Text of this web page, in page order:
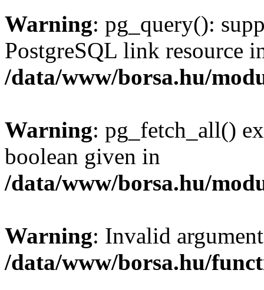
Warning: pg_query():
PostgreSQL link resource
/data/www/borsa.hu/
Warning: pg_fetch_all()
boolean given in
/data/www/borsa.hu/
Warning: Invalid
/data/www/borsa.hu/